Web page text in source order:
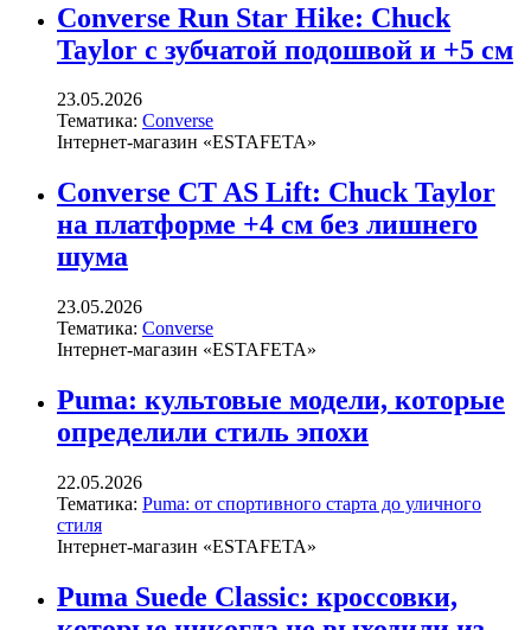
Converse Run Star Hike: Chuck
Taylor с зубчатой подошвой и +5 см
23.05.2026
Тематика: Converse
Інтернет-магазин «ESTAFETA»
Converse CT AS Lift: Chuck Taylor
на платформе +4 см без лишнего
шума
23.05.2026
Тематика: Converse
Інтернет-магазин «ESTAFETA»
Puma: культовые модели, которые
определили стиль эпохи
22.05.2026
Тематика: Puma: от спортивного старта до уличного
стиля
Інтернет-магазин «ESTAFETA»
Puma Suede Classic: кроссовки,